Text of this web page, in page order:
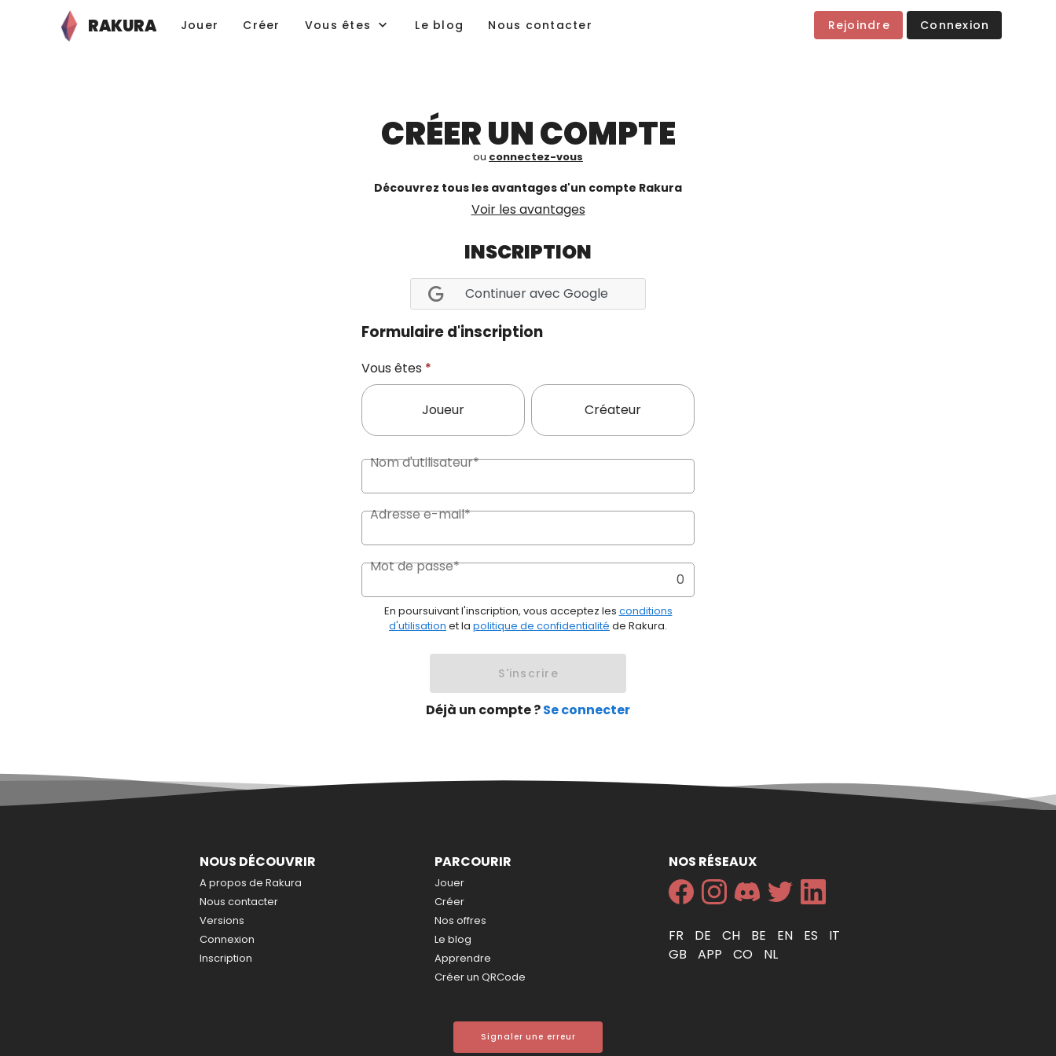
RAKURA Jouer Créer Vous êtes Le blog Nous contacter Rejoindre Connexion
CRÉER UN COMPTE
ou connectez-vous
Découvrez tous les avantages d'un compte Rakura
Voir les avantages
INSCRIPTION
Continuer avec Google
Formulaire d'inscription
Vous êtes *
Joueur Créateur
Nom d'utilisateur*
Adresse e-mail*
Mot de passe*
0
En poursuivant l'inscription, vous acceptez les conditions
d'utilisation et la politique de confidentialité de Rakura.
S'inscrire
Déjà un compte ?Se connecter
NOUS DÉCOUVRIR
A propos de Rakura
Nous contacter
Versions
Connexion
Inscription
PARCOURIR
Jouer
Créer
Nos offres
Le blog
Apprendre
Créer un QRCode
NOS RÉSEAUX
FR DE CH BE EN ES
IT
GB
APP CO NL
Signaler une erreur